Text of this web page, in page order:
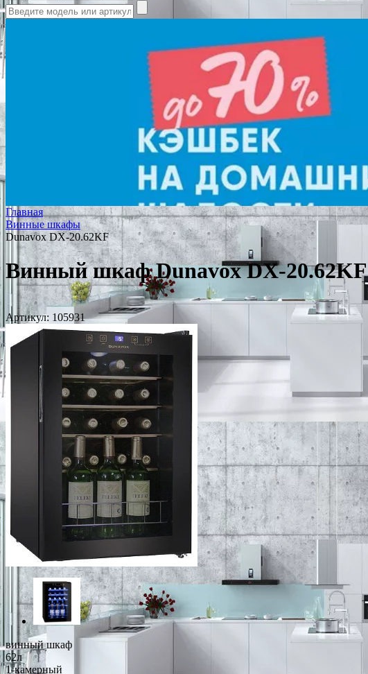
Главная
Винные шкафы
Dunavox DX-20.62KF
Винный шкаф Dunavox DX-20.62KF
Артикул: 105931
винный шкаф
62л
1-камерный